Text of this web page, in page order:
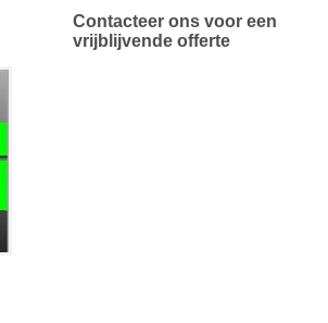
Contacteer ons voor een
vrijblijvende offerte